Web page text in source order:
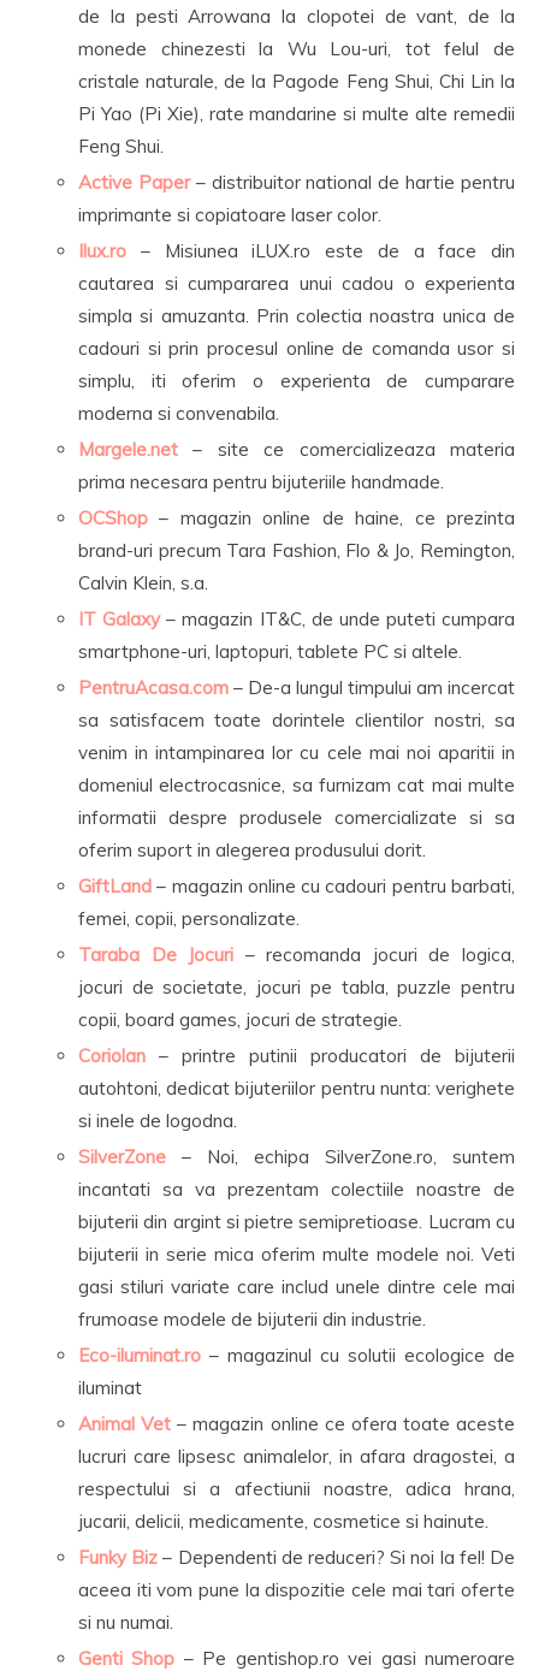
de la pesti Arrowana la clopotei de vant, de la
monede chinezesti la Wu Lou-uri, tot felul de
cristale naturale, de la Pagode Feng Shui, Chi Lin la
Pi Yao (Pi Xie), rate mandarine si multe alte remedii
Feng Shui.
Active Paper– distribuitor national de hartie pentru
imprimante si copiatoare laser color.
Ilux.ro – Misiunea iLUX.ro este de a face din
cautarea si cumpararea unui cadou o experienta
simpla si amuzanta. Prin colectia noastra unica de
cadouri si prin procesul online de comanda usor si
simplu, iti oferim o experienta de cumparare
moderna si convenabila.
Margele.net – site ce comercializeaza materia
prima necesara pentru bijuteriile handmade.
OCShop – magazin online de haine, ce prezinta
brand-uri precum Tara Fashion, Flo & Jo, Remington,
Calvin Klein, s.a.
IT Galaxy– magazin IT&C, de unde puteti cumpara
smartphone-uri, laptopuri, tablete PC si altele.
PentruAcasa.com – De-a lungul timpului am incercat
sa satisfacem toate dorintele clientilor nostri, sa
venim in intampinarea lor cu cele mai noi aparitii in
domeniul electrocasnice, sa furnizam cat mai multe
informatii despre produsele comercializate si sa
oferim suport in alegerea produsului dorit.
GiftLand – magazin online cu cadouri pentru barbati,
femei, copii, personalizate.
Taraba De Jocuri – recomanda jocuri de logica,
jocuri de societate, jocuri pe tabla, puzzle pentru
copii, board games, jocuri de strategie.
Coriolan – printre putinii producatori de bijuterii
autohtoni, dedicat bijuteriilor pentru nunta: verighete
si inele de logodna.
SilverZone – Noi, echipa SilverZone.ro, suntem
incantati sa va prezentam colectiile noastre de
bijuterii din argint si pietre semipretioase. Lucram cu
bijuterii in serie mica oferim multe modele noi. Veti
gasi stiluri variate care includ unele dintre cele mai
frumoase modele de bijuterii din industrie.
Eco-iluminat.ro – magazinul cu solutii ecologice de
iluminat
Animal Vet – magazin online ce ofera toate aceste
lucruri care lipsesc animalelor, in afara dragostei, a
respectului si a afectiunii noastre, adica hrana,
jucarii, delicii, medicamente, cosmetice si hainute.
Funky Biz – Dependenti de reduceri? Si noi la fel! De
aceea iti vom pune la dispozitie cele mai tari oferte
si nu numai.
Genti Shop – Pe gentishop.ro vei gasi numeroare